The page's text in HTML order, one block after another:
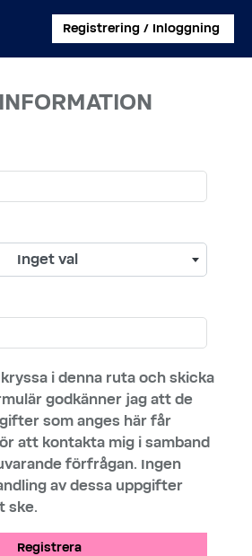
Registrering / Inloggning
KONTO
Inget val
i denna ruta och skicka
godkänner jag att de
som anges här får
att kontakta mig i samband
förfrågan. Ingen
av dessa uppgifter
ske.
Registrera